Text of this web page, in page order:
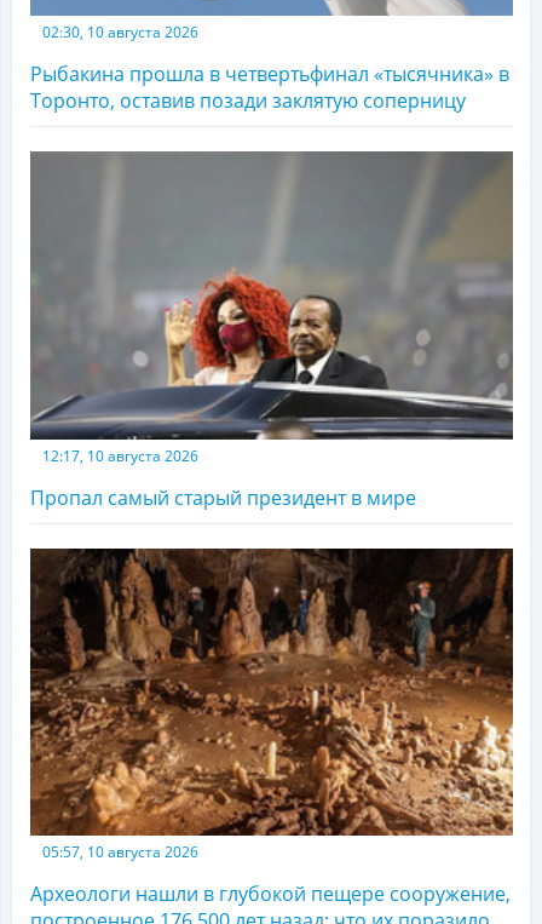
02:30, 10 августа 2026
Рыбакина прошла в четвертьфинал «тысячника» в
Торонто, оставив позади заклятую соперницу
12:17, 10 августа 2026
Пропал самый старый президент в мире
05:57, 10 августа 2026
Археологи нашли в глубокой пещере сооружение,